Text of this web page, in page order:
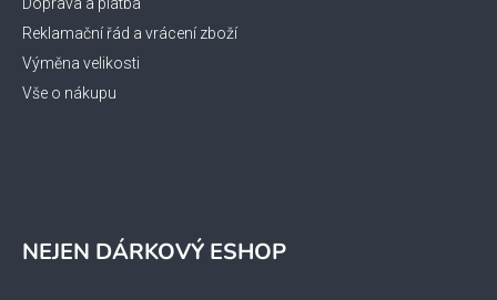
Doprava a platba
Reklamační řád a vrácení zboží
Výměna velikosti
Vše o nákupu
NEJEN DÁRKOVÝ ESHOP